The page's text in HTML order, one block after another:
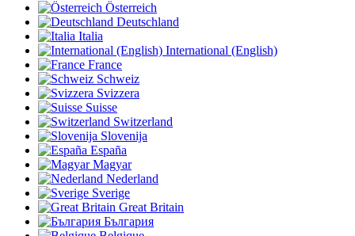
Österreich
Deutschland
Italia
International (English)
France
Schweiz
Svizzera
Suisse
Switzerland
Slovenija
España
Magyar
Nederland
Sverige
Great Britain
България